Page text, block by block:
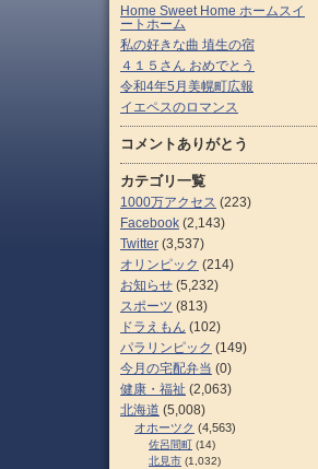
Home Sweet Home ホームスイ
ートホーム
私の好きな曲 埴生の宿
４１５さん おめでとう
令和4年5月美幌町広報
イエペスのロマンス
コメントありがとう
カテゴリ一覧
1000万アクセス (223)
Facebook (2,143)
Twitter (3,537)
オリンピック (214)
お知らせ (5,232)
スポーツ (813)
ドラえもん (102)
パラリンピック (149)
今月の宅配弁当 (0)
健康・福祉 (2,063)
北海道 (5,008)
オホーツク (4,563)
佐呂間町 (14)
北見市 (1,032)